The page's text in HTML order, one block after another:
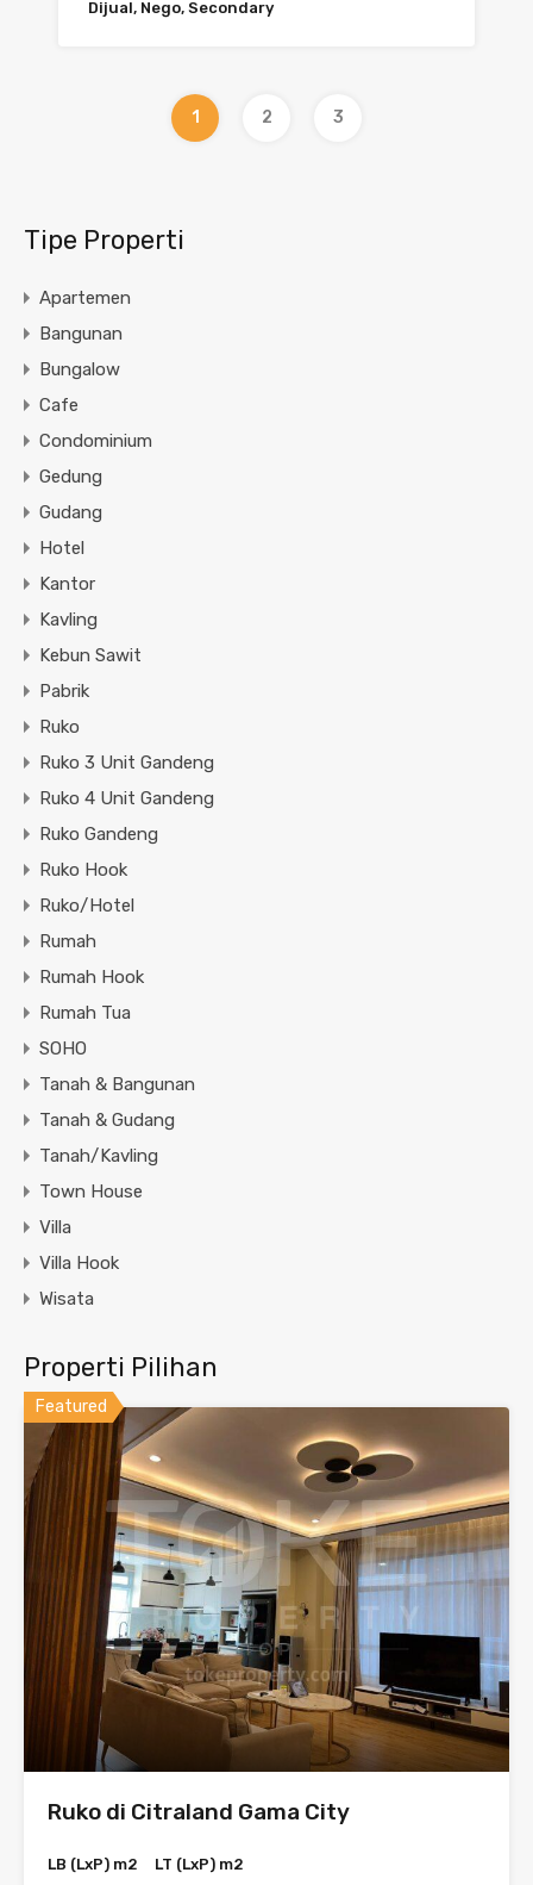
Dijual, Nego, Secondary
1 2 3
Tipe Properti
Apartemen
Bangunan
Bungalow
Cafe
Condominium
Gedung
Gudang
Hotel
Kantor
Kavling
Kebun Sawit
Pabrik
Ruko
Ruko 3 Unit Gandeng
Ruko 4 Unit Gandeng
Ruko Gandeng
Ruko Hook
Ruko/Hotel
Rumah
Rumah Hook
Rumah Tua
SOHO
Tanah & Bangunan
Tanah & Gudang
Tanah/Kavling
Town House
Villa
Villa Hook
Wisata
Properti Pilihan
Featured
Ruko di Citraland Gama City
LB (LxP) m2
LT (LxP) m2